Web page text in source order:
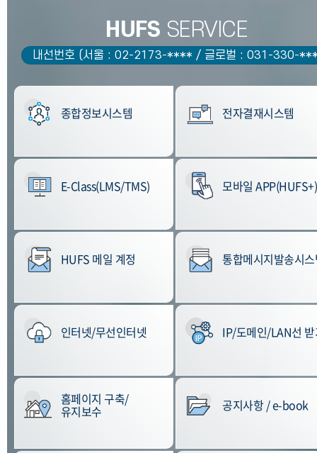
HUFS SERVICE
내선번호 (서울 : 02-2173-**** / 글로벌 : 031-330-
종합정보시스템 전자결재시스템
E-Class(LMS/TMS) 모바일 APP(HUFS+)
HUFS 메일 계정 통합메시지발송시
인터넷/무선인터넷 IP/도메인/LAN선
홈페이지 구축/
유지보수 공지사항 / e-book